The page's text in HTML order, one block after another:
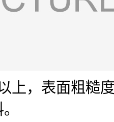
上，表面粗糙